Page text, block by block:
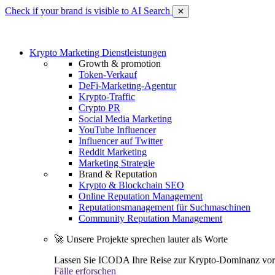
Check if your brand is visible to AI Search ✕
Krypto Marketing Dienstleistungen
Growth & promotion
Token-Verkauf
DeFi-Marketing-Agentur
Krypto-Traffic
Crypto PR
Social Media Marketing
YouTube Influencer
Influencer auf Twitter
Reddit Marketing
Marketing Strategie
Brand & Reputation
Krypto & Blockchain SEO
Online Reputation Management
Reputationsmanagement für Suchmaschinen
Community Reputation Management
🚀 Unsere Projekte sprechen lauter als Worte
Lassen Sie ICODA Ihre Reise zur Krypto-Dominanz
Fälle erforschen